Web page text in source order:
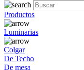
Productos
Luminarias
Colgar
De Techo
De mesa